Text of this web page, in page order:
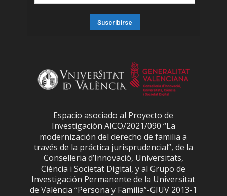
Espacio asociado al Proyecto de
Investigación AICO/2021/090 “La
modernización del derecho de familia a
través de la práctica jurisprudencial”, de la
Conselleria d’Innovació, Universitats,
Ciència i Societat Digital, y al Grupo de
Investigación Permanente de la Universitat
de València “Persona y Familia”-GIUV 2013-1